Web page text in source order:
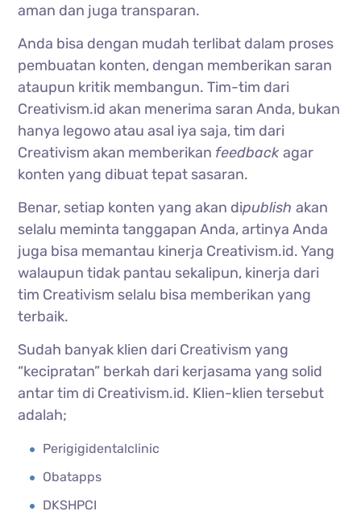
aman dan juga transparan.
Anda bisa dengan mudah terlibat dalam proses
pembuatan konten, dengan memberikan saran
ataupun kritik membangun. Tim-tim dari
Creativism.id akan menerima saran Anda, bukan
hanya legowo atau asal iya saja, tim dari
Creativism akan memberikan feedbackagar
konten yang dibuat tepat sasaran.
Benar, setiap konten yang akan dipublishakan
selalu meminta tanggapan Anda, artinya Anda
juga bisa memantau kinerja Creativism.id. Yang
walaupun tidak pantau sekalipun, kinerja dari
tim Creativism selalu bisa memberikan yang
terbaik.
Sudah banyak klien dari Creativism yang
“kecipratan” berkah dari kerjasama yang solid
antar tim di Creativism.id. Klien-klien tersebut
adalah;
Perigigidentalclinic
Obatapps
DKSHPCI